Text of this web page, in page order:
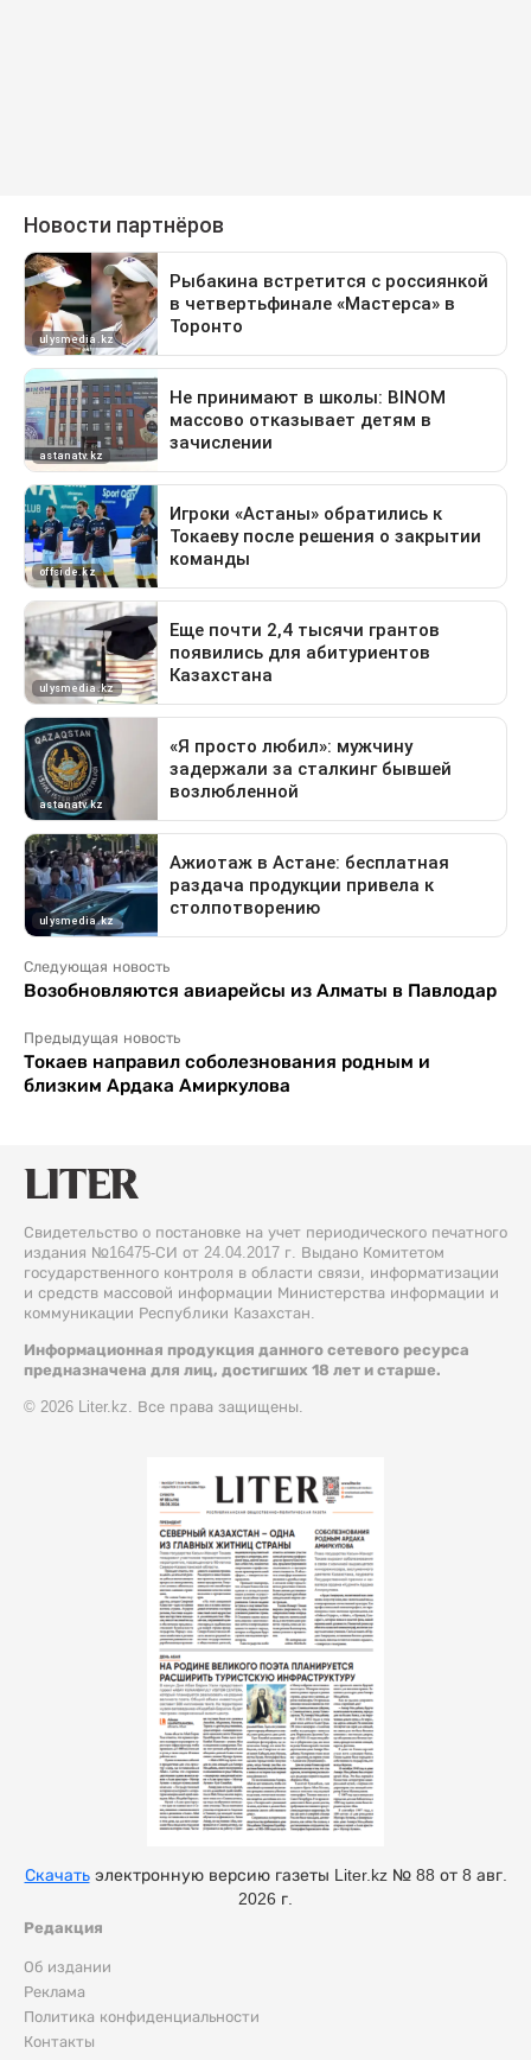
Следующая новость
Возобновляются авиарейсы из Алматы в Павлодар
Предыдущая новость
Токаев направил соболезнования родным и
близким Ардака Амиркулова
Свидетельство о постановке на учет периодического печатного
издания №16475-СИ от 24.04.2017 г. Выдано Комитетом
государственного контроля в области связи, информатизации
и средств массовой информации Министерства информации и
коммуникации Республики Казахстан.
Информационная продукция данного сетевого ресурса
предназначена для лиц, достигших 18 лет и старше.
© 2026 Liter.kz. Все права защищены.
Редакция
Об издании
Реклама
Политика конфиденциальности
Контакты
Скачатьэлектронную версию газеты Liter.kz № 88 от 8 авг.
2026 г.